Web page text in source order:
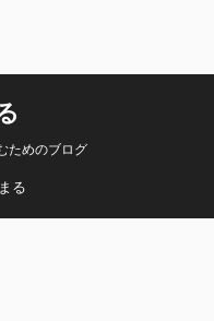
ためのブログ
る